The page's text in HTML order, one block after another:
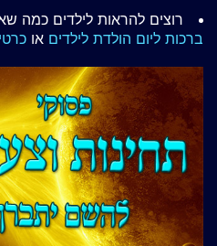
רוצים להראות לילדים כמה
ברכות ליום הולדת לילדים או